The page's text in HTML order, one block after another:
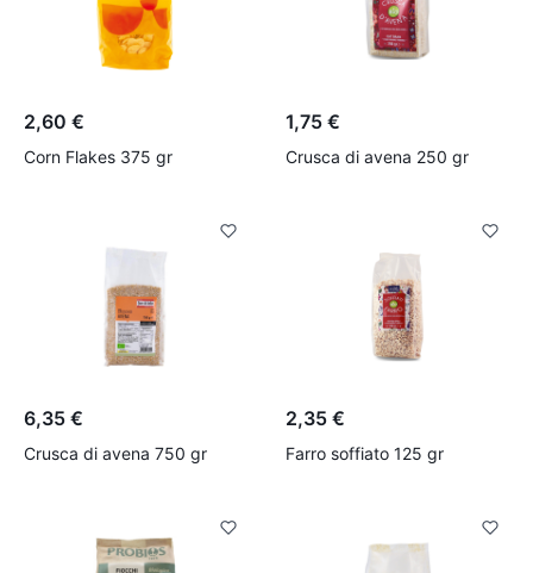
2,60 €
Corn Flakes 375 gr
1,75 €
Crusca di avena 250 gr
6,35 €
Crusca di avena 750 gr
2,35 €
Farro soffiato 125 gr